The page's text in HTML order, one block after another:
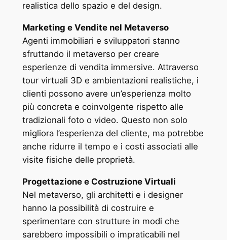
realistica dello spazio e del design.
Marketing e Vendite nel Metaverso
Agenti immobiliari e sviluppatori stanno
sfruttando il metaverso per creare
esperienze di vendita immersive. Attraverso
tour virtuali 3D e ambientazioni realistiche, i
clienti possono avere un’esperienza molto
più concreta e coinvolgente rispetto alle
tradizionali foto o video. Questo non solo
migliora l’esperienza del cliente, ma potrebbe
anche ridurre il tempo e i costi associati alle
visite fisiche delle proprietà.
Progettazione e Costruzione Virtuali
Nel metaverso, gli architetti e i designer
hanno la possibilità di costruire e
sperimentare con strutture in modi che
sarebbero impossibili o impraticabili nel